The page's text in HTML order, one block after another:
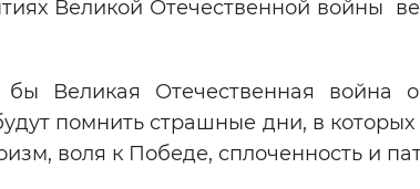
Великой Отечественной войны
Великая Отечественная война
помнить страшные дни, в
воля к Победе, сплоченность и